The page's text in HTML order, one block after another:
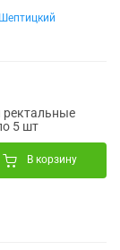
Шептицкий
ректальные
5 шт
В корзину